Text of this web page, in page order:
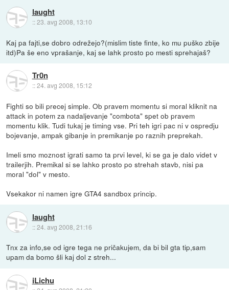
laught
::23. avg 2008, 13:10
Kaj pa fajti,se dobro odrežejo?(mislim tiste finte, ko mu puško zbije
itd)Pa še eno vprašanje, kaj se lahk prosto po mesti sprehajaš?
Tr0n
::24. avg 2008, 15:12
Fighti so bili precej simple. Ob pravem momentu si moral kliknit na
attack in potem za nadaljevanje "combota" spet ob pravem
momentu klik. Tudi tukaj je timing vse. Pri teh igri pac ni v ospredju
bojevanje, ampak gibanje in premikanje po raznih preprekah.
Imeli smo moznost igrati samo ta prvi level, ki se ga je dalo videt v
trailerjih. Premikal si se lahko prosto po strehah stavb, nisi pa
moral "dol" v mesto.
Vsekakor ni namen igre GTA4 sandbox princip.
laught
::24. avg 2008, 21:16
Tnx za info,se od igre tega ne pričakujem, da bi bil gta tip,sam
upam da bomo šli kaj dol z streh...
iLichu